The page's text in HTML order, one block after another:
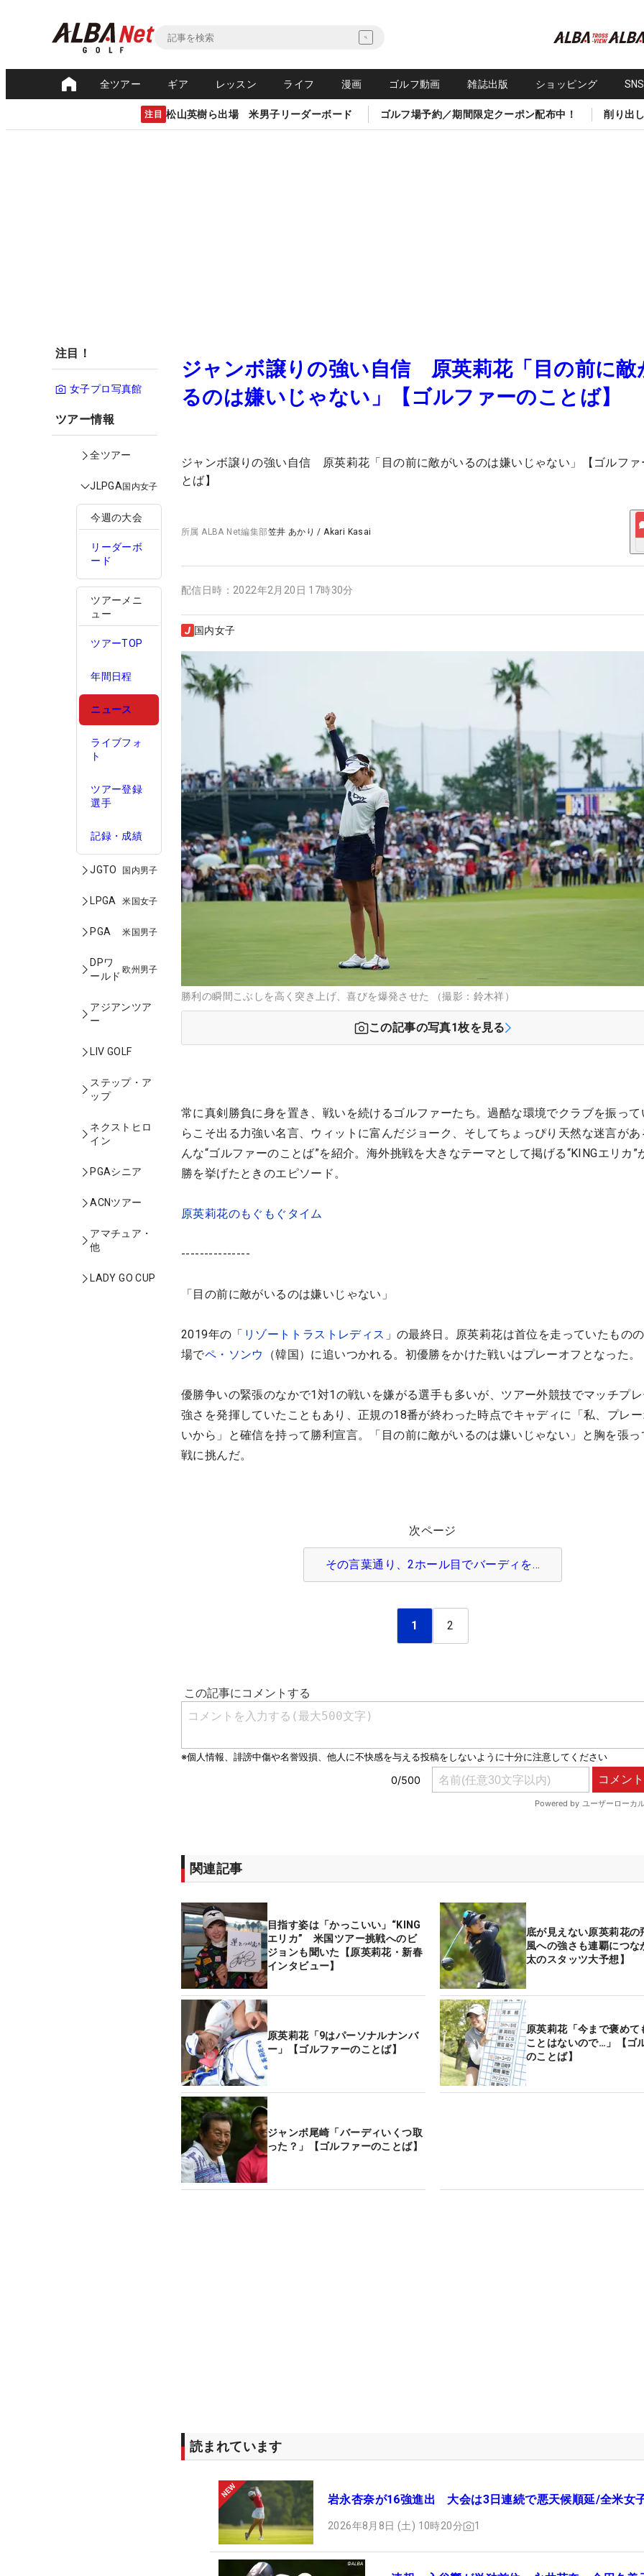
全ツアー ギア レッスン ライフ 漫画 ゴルフ動画 雑誌出版 ショッピング
注目 松山英樹ら出場 米男子リーダーボード ゴルフ場予約／期間限定クーポン配布中！ 削り出
注目！
女子プロ写真館
ツアー情報
全ツアー
JLPGA国内女子
今週の大会
リーダーボ
ード
ツアーメニ
ュー
ツアーTOP
年間日程
ニュース
ライブフォ
ト
ツアー登録
選手
記録・成績
JGTO 国内男子
LPGA 米国女子
PGA 米国男子
DPワ
ールド
欧州男子
アジアンツア
ー
LIV GOLF
ステップ・ア
ップ
ネクストヒロ
イン
PGAシニア
ACNツアー
アマチュア・
他
LADY GO CUP
ジャンボ譲りの強い自信 原英莉花「目の前に敵
るのは嫌いじゃない」【ゴルファーのことば】
ジャンボ譲りの強い自信 原英莉花「目の前に敵がいるのは嫌いじゃない」【ゴルファ
とば】
所属ALBA Net編集部笠井 あかり /Akari Kasai
配信日時： 2022年2月20日 17時30分
国内女子
勝利の瞬間こぶしを高く突き上げ、喜びを爆発させた （撮影：鈴木祥）
この記事の写真1枚を見る
常に真剣勝負に身を置き、戦いを続けるゴルファーたち。過酷な環境でクラブを振って
らこそ出る力強い名言、ウィットに富んだジョーク、そしてちょっぴり天然な迷言があ
んな“ゴルファーのことば”を紹介。海外挑戦を大きなテーマとして掲げる“KINGエリカ”
勝を挙げたときのエピソード。
原英莉花のもぐもぐタイム
---------------
「目の前に敵がいるのは嫌いじゃない」
2019年の「 リゾートトラストレディス 」の最終日。原英莉花は首位を走っていたもの
場でペ・ソンウ （韓国）に追いつかれる。初優勝をかけた戦いはプレーオフとなった。
優勝争いの緊張のなかで1対1の戦いを嫌がる選手も多いが、ツアー外競技でマッチプ
強さを発揮していたこともあり、正規の18番が終わった時点でキャディに「私、プレ
いから」と確信を持って勝利宣言。「目の前に敵がいるのは嫌いじゃない」と胸を張っ
戦に挑んだ。
次ページ
その言葉通り、2ホール目でバーディを…
1 2
関連記事
目指す姿は「かっこいい」“KING
エリカ” 米国ツアー挑戦へのビ
ジョンも聞いた【原英莉花・新春
インタビュー】
底が見えない原英莉花
風への強さも連覇につな
太のスタッツ大予想】
原英莉花「9はパーソナルナンバ
ー」【ゴルファーのことば】
原英莉花「今まで褒めて
ことはないので…」【ゴ
のことば】
ジャンボ尾崎「バーディいくつ取
った？」【ゴルファーのことば】
読まれています
岩永杏奈が16強進出 大会は3日連続で悪天候順延/全米女
2026年8月8日 (土) 10時20分 1